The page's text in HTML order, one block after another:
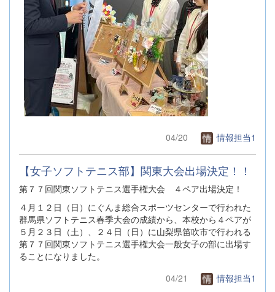
04/20 情報担当1
【女子ソフトテニス部】関東大会出場決定！！
第７７回関東ソフトテニス選手権大会 ４ペア出場決定！
４月１２日（日）にぐんま総合スポーツセンターで行われた
群馬県ソフトテニス春季大会の成績から、本校から４ペアが
５月２３日（土）、２４日（日）に山梨県笛吹市で行われる
第７７回関東ソフトテニス選手権大会一般女子の部に出場す
ることになりました。
04/21
情報担当1